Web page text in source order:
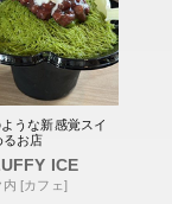
うな新感覚スイ
るお店
ICE
内 [カフェ]